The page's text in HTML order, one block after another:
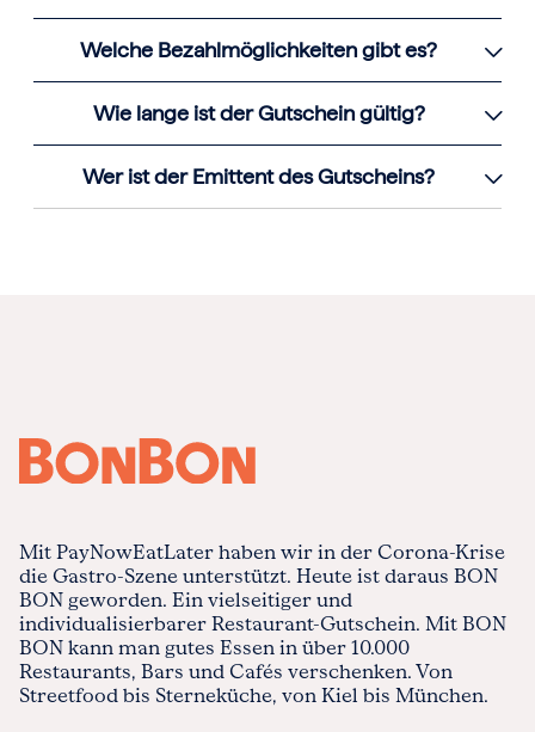
Welche Bezahlmöglichkeiten gibt es?
Wie lange ist der Gutschein gültig?
Wer ist der Emittent des Gutscheins?
Mit PayNowEatLater haben wir in der Corona-Krise
die Gastro-Szene unterstützt. Heute ist daraus BON
BON geworden. Ein vielseitiger und
individualisierbarer Restaurant-Gutschein. Mit BON
BON kann man gutes Essen in über 10.000
Restaurants, Bars und Cafés verschenken. Von
Streetfood bis Sterneküche, von Kiel bis München.